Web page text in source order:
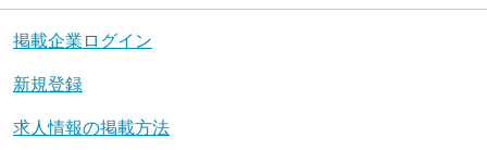
掲載企業ログイン
新規登録
求人情報の掲載方法